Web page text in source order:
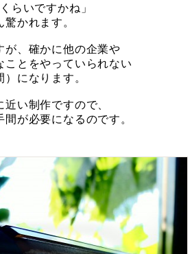
らいですかね」
かれます。
が、確かに他の企業や
ことをやっていられない
になります。
い制作ですので、
が必要になるのです。